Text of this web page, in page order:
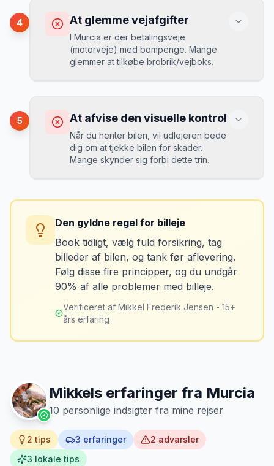
MJ
Mikkels erfaring September 2023
“En lille bule i døren kostede mig 8.000
kr. i selvrisiko. Siden har jeg altid
Du betaler 20-30% mere for brændstof,
da udlejeren tager høje benzinpriser.
Løsning
4 At glemme vejafgifter
I Murcia er der betalingsveje
(motorveje) med bompenge. Mange
glemmer at tilkøbe brobrik/vejboks.
Du risikerer at køre forkert for at undgå
bomveje, eller at betale med kontanter
ved hver bom (langsommere og dyrere).
uge og sparer tid og besvær.
5 At afvise den visuelle kontrol
Når du henter bilen, vil udlejeren bede
dig om at tjekke bilen for skader.
Mange skynder sig forbi dette trin.
var der før du fik bilen.
Tag billeder af ALLE ridser, buler og
skader - selv de mindste. Tag også
billeder af kilometerstanden og
brændstofmåleren.
vinkler ved afhentning. Det har reddet
mig fra falske skadeskrav to gange.”
Den gyldne regel for billeje
Book tidligt, vælg fuld forsikring, tag
billeder af bilen, og tank før aflevering.
Følg disse fire principper, og du undgår
90% af alle problemer med billeje.
Verificeret af Mikkel Frederik Jensen - 15+
års erfaring
Mikkels erfaringer fra Murcia
10 personlige indsigter fra mine rejser
2 tips 3 erfaringer 2 advarsler
3 lokale tips